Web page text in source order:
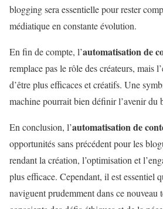
blogging sera essentielle pour rester
médiatique en constante évolution.
En fin de compte, l’automatisation de
remplace pas le rôle des créateurs, mais
d’être plus efficaces et créatifs. Une
machine pourrait bien définir l’avenir du
En conclusion, l’automatisation de
opportunités sans précédent pour les
rendant la création, l’optimisation et
plus efficace. Cependant, il est essentiel
naviguent prudemment dans ce nouveau